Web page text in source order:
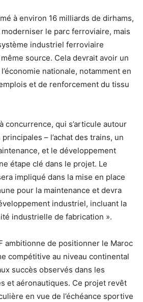
à environ 16 milliards de dirhams,
le parc ferroviaire, mais
industriel ferroviaire
source. Cela devrait avoir un
nationale, notamment en
et de renforcement du tissu
à concurrence, qui s’articule autour
– l’achat des trains, un
et le développement
étape clé dans le projet. Le
impliqué dans la mise en place
pour la maintenance et devra
industriel, incluant la
industrielle de fabrication ».
ambitionne de positionner le Maroc
compétitive au niveau continental
succès observés dans les
et aéronautiques. Ce projet revêt
en vue de l’échéance sportive